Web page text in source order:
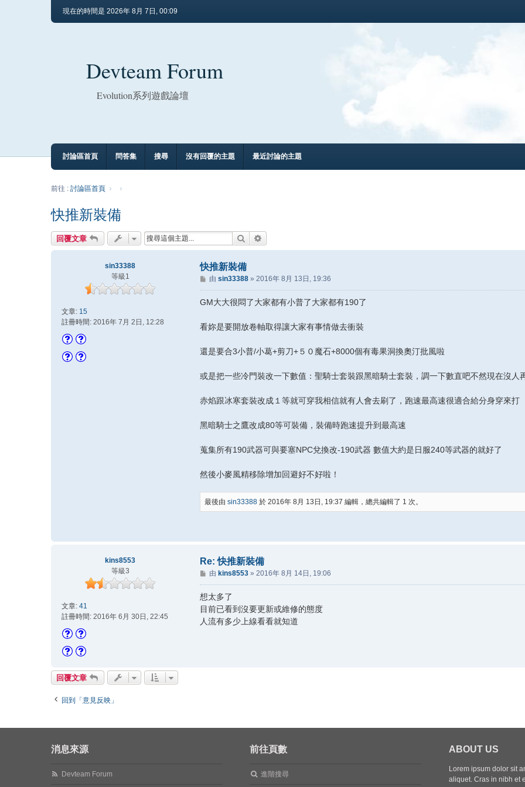
現在的時間是 2026年 8月 7日, 00:09
Devteam Forum
Evolution系列遊戲論壇
討論區首頁 問答集 搜尋 沒有回覆的主題 最近討論的主題
前往 : 討論區首頁
快推新裝備
回覆文章 搜尋
sin33388
等級1
文章: 15
註冊時間: 2016年 7月 2日, 12:28
快推新裝備
文
章
由 sin33388» 2016年 8月 13日, 19:36
GM大大很悶了大家都有小普了大家都有190了
看妳是要開放卷軸取得讓大家有事情做去衝裝
還是要合3小普/小葛+剪刀+５０魔石+8000個有毒果洞換奧汀批風啦
或是把一些冷門裝改一下數值：聖騎士套裝跟黑暗騎士套裝，調一下數直吧不然現在沒人
赤焰跟冰寒套裝改成１等就可穿我相信就有人會去刷了，跑速最高速很適合給分身穿來打
黑暗騎士之鷹改成80等可裝備，裝備時跑速提升到最高速
蒐集所有190武器可與要塞NPC兌換改-190武器 數值大約是日服240等武器的就好了
然後小麥風精移除增加回避好不好啦！
最後由 sin33388 於 2016年 8月 13日, 19:37 編輯，總共編輯了 1 次。
kins8553
等級3
文章: 41
註冊時間: 2016年 6月 30日, 22:45
Re: 快推新裝備
文
章
由 kins8553» 2016年 8月 14日, 19:06
想太多了
目前已看到沒要更新或維修的態度
人流有多少上線看看就知道
回覆文章
回到「意見反映」
消息來源
Devteam Forum
前往頁數
進階搜尋
ABOUT US
Lorem ipsum dolor sit
aliquet. Cras in nibh et